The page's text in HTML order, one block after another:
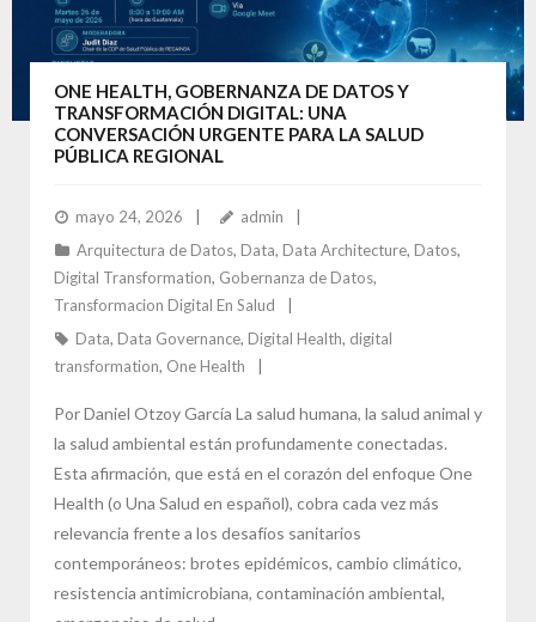
ONE HEALTH, GOBERNANZA DE DATOS Y
TRANSFORMACIÓN DIGITAL: UNA
CONVERSACIÓN URGENTE PARA LA SALUD
PÚBLICA REGIONAL
mayo 24, 2026
admin
Arquitectura de Datos, Data, Data Architecture, Datos,
Digital Transformation, Gobernanza de Datos,
Transformacion Digital En Salud
Data, Data Governance, Digital Health, digital
transformation, One Health
Por Daniel Otzoy García La salud humana, la salud animal y
la salud ambiental están profundamente conectadas.
Esta afirmación, que está en el corazón del enfoque One
Health (o Una Salud en español), cobra cada vez más
relevancia frente a los desafíos sanitarios
contemporáneos: brotes epidémicos, cambio climático,
resistencia antimicrobiana, contaminación ambiental,